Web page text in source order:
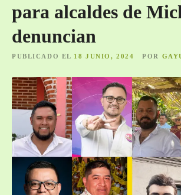
para alcaldes de
denuncian
PUBLICADO EL 18 JUNIO, 2024 POR